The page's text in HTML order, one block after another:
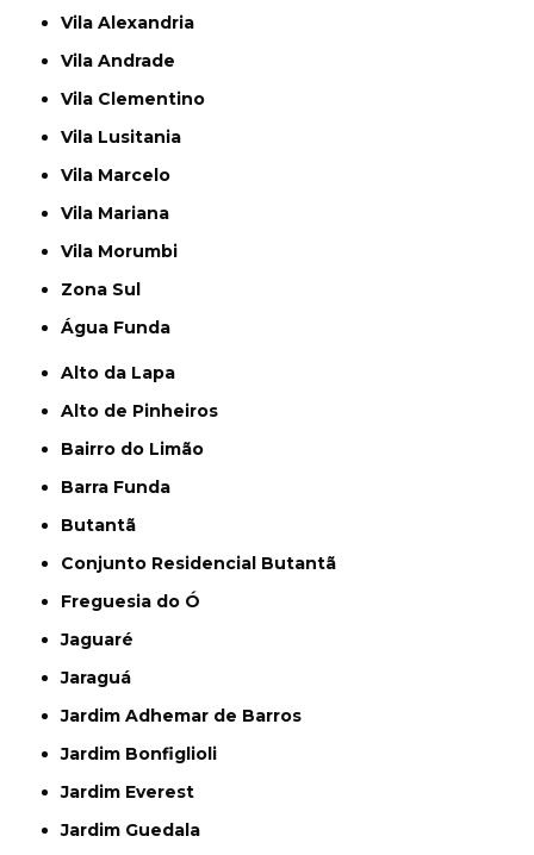
Vila Alexandria
Vila Andrade
Vila Clementino
Vila Lusitania
Vila Marcelo
Vila Mariana
Vila Morumbi
Zona Sul
Água Funda
Alto da Lapa
Alto de Pinheiros
Bairro do Limão
Barra Funda
Butantã
Conjunto Residencial Butantã
Freguesia do Ó
Jaguaré
Jaraguá
Jardim Adhemar de Barros
Jardim Bonfiglioli
Jardim Everest
Jardim Guedala